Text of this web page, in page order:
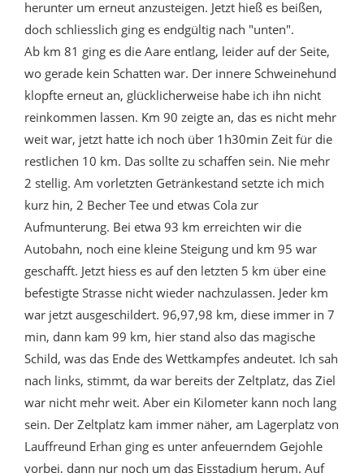
herunter um erneut anzusteigen. Jetzt hieß es beißen,
doch schliesslich ging es endgültig nach "unten".
Ab km 81 ging es die Aare entlang, leider auf der Seite,
wo gerade kein Schatten war. Der innere Schweinehund
klopfte erneut an, glücklicherweise habe ich ihn nicht
reinkommen lassen. Km 90 zeigte an, das es nicht mehr
weit war, jetzt hatte ich noch über 1h30min Zeit für die
restlichen 10 km. Das sollte zu schaffen sein. Nie mehr
2 stellig. Am vorletzten Getränkestand setzte ich mich
kurz hin, 2 Becher Tee und etwas Cola zur
Aufmunterung. Bei etwa 93 km erreichten wir die
Autobahn, noch eine kleine Steigung und km 95 war
geschafft. Jetzt hiess es auf den letzten 5 km über eine
befestigte Strasse nicht wieder nachzulassen. Jeder km
war jetzt ausgeschildert. 96,97,98 km, diese immer in 7
min, dann kam 99 km, hier stand also das magische
Schild, was das Ende des Wettkampfes andeutet. Ich sah
nach links, stimmt, da war bereits der Zeltplatz, das Ziel
war nicht mehr weit. Aber ein Kilometer kann noch lang
sein. Der Zeltplatz kam immer näher, am Lagerplatz von
Lauffreund Erhan ging es unter anfeuerndem Gejohle
vorbei, dann nur noch um das Eisstadium herum. Auf